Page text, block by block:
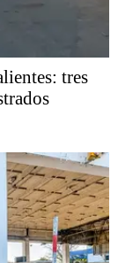
tres